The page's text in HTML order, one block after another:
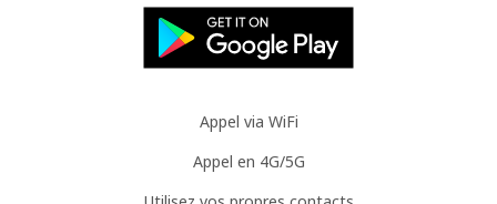
Appel via WiFi
Appel en 4G/5G